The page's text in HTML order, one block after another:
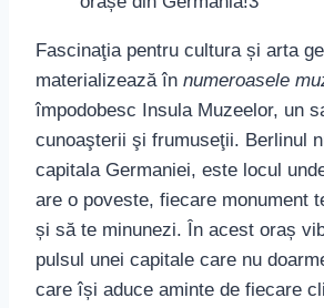
Fascinaţia pentru cultura și arta
materializează în numeroasele
împodobesc Insula Muzeelor, un
cunoaşterii şi frumuseţii. Berlinul
capitala Germaniei, este locul
are o poveste, fiecare monument
și să te minunezi. În acest oraș
pulsul unei capitale care nu
care își aduce aminte de fiecare